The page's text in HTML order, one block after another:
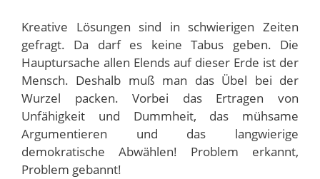
Kreative Lösungen sind in schwierigen Zeiten
gefragt. Da darf es keine Tabus geben. Die
Hauptursache allen Elends auf dieser Erde ist der
Mensch. Deshalb muß man das Übel bei der
Wurzel packen. Vorbei das Ertragen von
Unfähigkeit und Dummheit, das mühsame
Argumentieren und das langwierige
demokratische Abwählen! Problem erkannt,
Problem gebannt!